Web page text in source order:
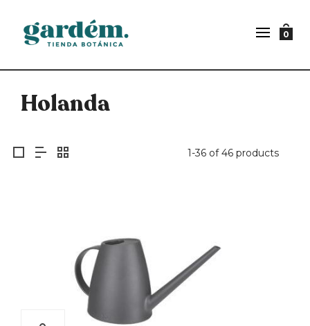
0
Holanda
1-36 of 46 products